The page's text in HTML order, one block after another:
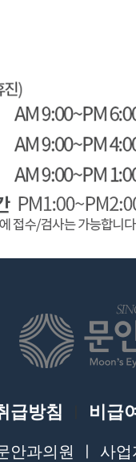
급방침 비급
안과의원 ㅣ 사